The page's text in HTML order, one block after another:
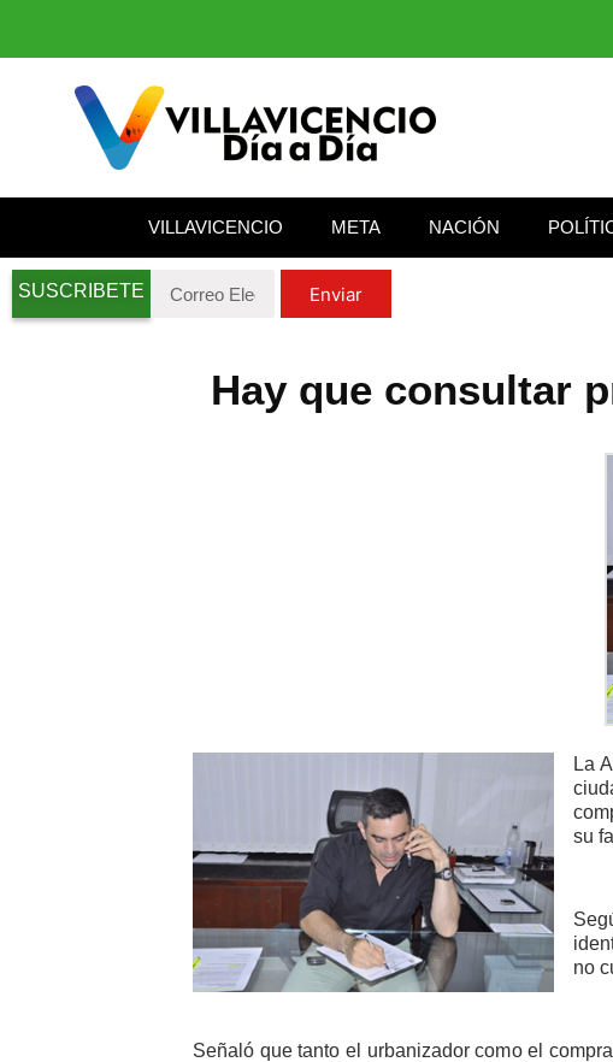
VILLAVICENCIO META NACIÓN
SUSCRIBETE Enviar
Hay que consultar
La
su
no
Señaló que tanto el urbanizador como el